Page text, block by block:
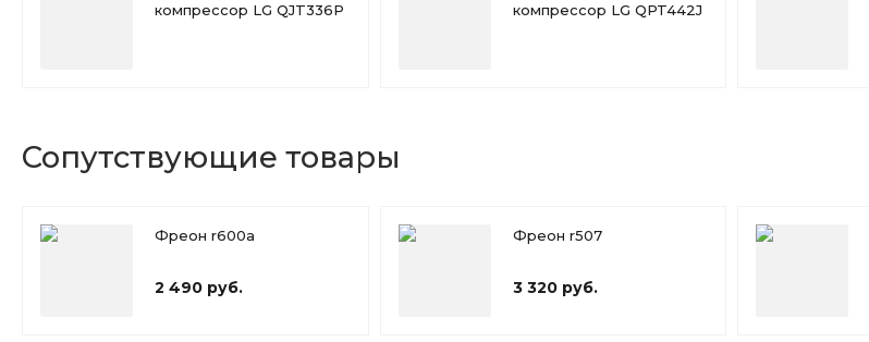
компрессор LG QJT336P
компрессор LG QPT442J
Сопутствующие товары
Фреон r600a
2 490 руб.
Фреон r507
3 320 руб.